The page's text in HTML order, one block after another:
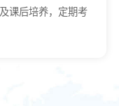
课后培养，定期考